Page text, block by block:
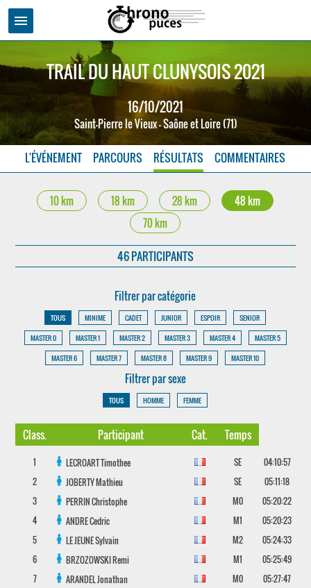
menu
TRAIL DU HAUT CLUNYSOIS 2021
16/10/2021
Saint-Pierre le Vieux - Saône et Loire (71)
L'ÉVÉNEMENT PARCOURS RÉSULTATS COMMENTAIRES
10 km 18 km 28 km
48 km
70 km
46 PARTICIPANTS
Filtrer par catégorie
TOUS MINIME CADET JUNIOR ESPOIR
SENIOR
MASTER 0
MASTER 1 MASTER 2 MASTER 3 MASTER 4
MASTER 5
MASTER 6
MASTER 7 MASTER 8 MASTER 9 MASTER 10
Filtrer par sexe
TOUS HOMME FEMME
Class. Participant Cat. Temps
1 LECROARTTimothee SE
04:10:57
2
JOBERTYMathieu SE
05:11:18
3
PERRINChristophe M0
05:20:22
4
ANDRECedric M1
05:20:23
5
LE JEUNESylvain M2
05:24:33
6
BRZOZOWSKIRemi M1
05:25:49
7
ARANDELJonathan M0
05:27:47